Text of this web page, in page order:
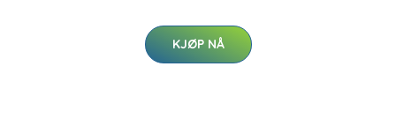
KJØP NÅ